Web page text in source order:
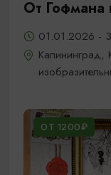
От Гофмана
01.01.2026 -
Калининград,
ОТ 1200₽